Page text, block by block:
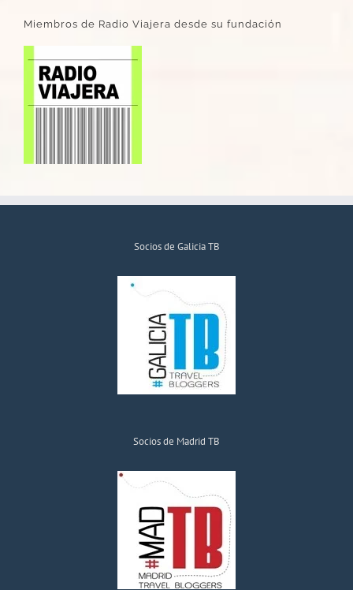
Miembros de Radio Viajera desde su fundación
Socios de Galicia TB
Socios de Madrid TB